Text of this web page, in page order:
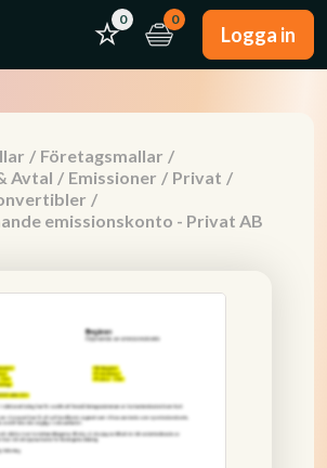
0 0
Logga in
/ Företagsmallar /
Avtal / Emissioner / Privat /
/
emissionskonto - Privat AB